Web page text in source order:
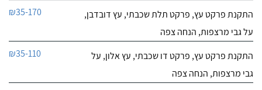
התקנת פרקט עץ, פרקט תלת שכבתי, עץ דובדבן,
על גבי מרצפות, הנחה צפה
₪35-170
התקנת פרקט עץ, פרקט דו שכבתי, עץ אלון, על
גבי מרצפות, הנחה צפה
₪35-110